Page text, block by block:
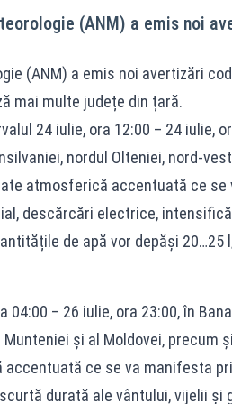
(ANM) a emis noi
(ANM) a emis noi avertizări
mai multe județe din țară.
24 iulie, ora 12:00 – 24 iulie,
nordul Olteniei, nord-
atmosferică accentuată ce se
descărcări electrice,
de apă vor depăși 20…25
– 26 iulie, ora 23:00, în
și al Moldovei, precum
ce se va manifesta
durată ale vântului, vijelii și